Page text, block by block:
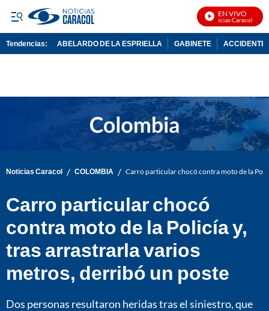
EN VIVO
Noticias Caracol En
Tendencias: ABELARDO DE LA ESPRIELLA GABINETE ACCIDENTE
Noticias Caracol / COLOMBIA / Carro particular chocó contra moto de la
Carro particular chocó
contra moto de la Policía y,
tras arrastrarla varios
metros, derribó un poste
Dos personas resultaron heridas tras el siniestro, que